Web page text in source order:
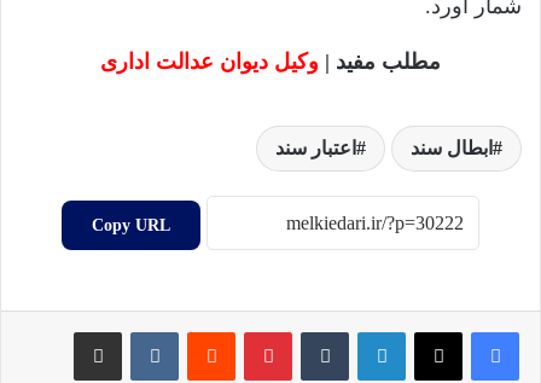
شمار آورد.
مطلب مفید | وکیل دیوان عدالت اداری
ابطال سند اعتبار سند
Copy URL